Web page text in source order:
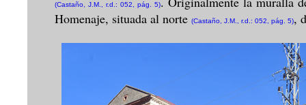
(Castaño, J.M., r.d.: 052, pág. 5)
Homenaje, situada al norte (Castaño, J.M., r.d.: 052, pág. 5),